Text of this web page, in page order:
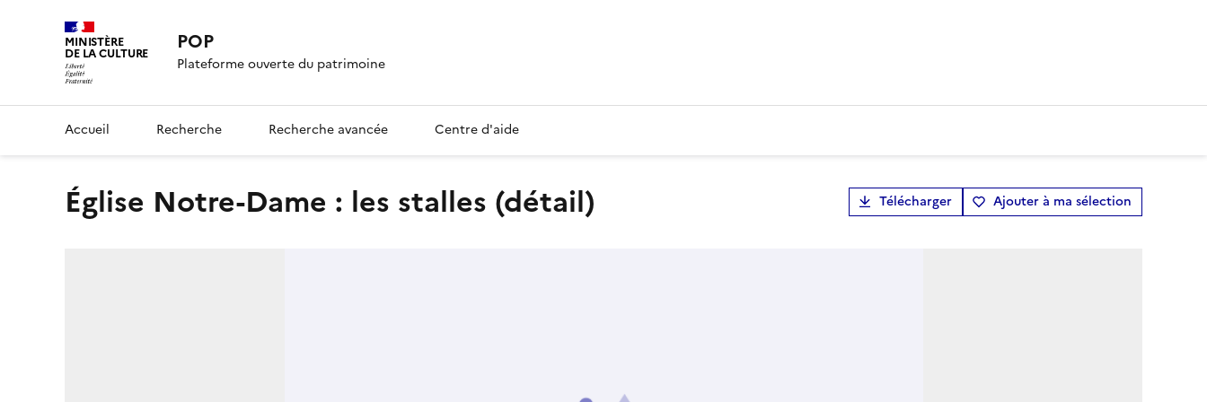
MINISTÈRE
DE LA CULTURE POP
Plateforme ouverte du patrimoine
Accueil Recherche Recherche avancée Centre d'aide
église Notre-Dame : les stalles (détail) Télécharger Ajouter à ma sélection